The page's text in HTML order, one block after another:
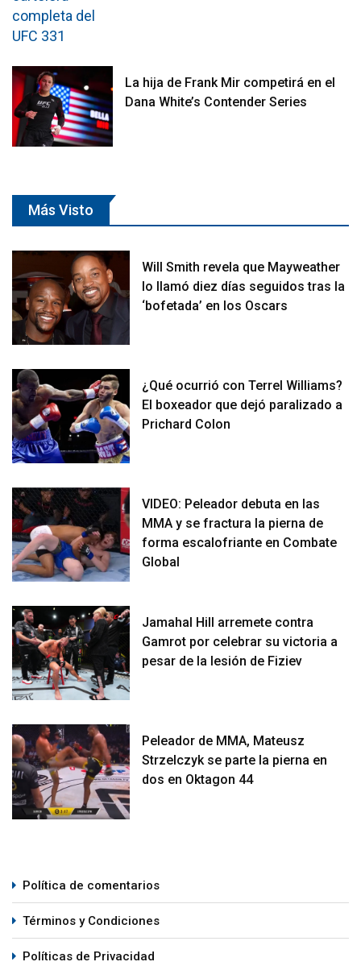
La hija de Frank Mir competirá en el
Dana White’s Contender Series
Más Visto
Will Smith revela que Mayweather
lo llamó diez días seguidos tras la
‘bofetada’ en los Oscars
¿Qué ocurrió con Terrel Williams?
El boxeador que dejó paralizado a
Prichard Colon
VIDEO: Peleador debuta en las
MMA y se fractura la pierna de
forma escalofriante en Combate
Global
Jamahal Hill arremete contra
Gamrot por celebrar su victoria a
pesar de la lesión de Fiziev
Peleador de MMA, Mateusz
Strzelczyk se parte la pierna en
dos en Oktagon 44
Política de comentarios
Términos y Condiciones
Políticas de Privacidad